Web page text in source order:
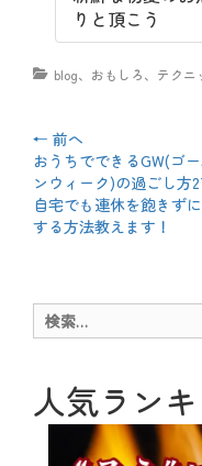
りと頂こう
カ blog、 おもしろ、 テクニ
投
稿
ナ
ゲ
ー
ョ
ン
← 前へ
前
の
投
稿:
おうちでできるGW(ゴ
ンウィーク)の過ごし方
自宅でも連休を飽きず
する方法教えます！
検
索:
人気ラン